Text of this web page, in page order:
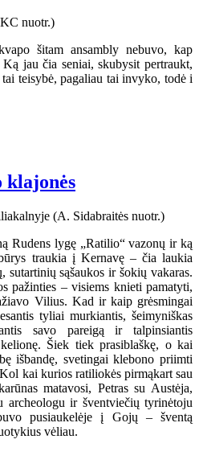
šitam ansambly nebuvo, kap
jau čia seniai, skubysit pertraukt,
teisybė, pagaliau tai invyko, todė i
klajonės
Rudens lygę „Ratilio“ vazonų ir ką
traukia į Kernavę – čia laukia
sutartinių sąšaukos ir šokių vakaras.
pažinties – visiems knieti pamatyti,
Vilius. Kad ir kaip grėsmingai
tyliai murkiantis, šeimyniškas
savo pareigą ir talpinsiantis
Šiek tiek prasiblaškę, o kai
išbandę, svetingai klebono priimti
kai kurios ratiliokės pirmąkart sau
matavosi, Petras su Austėja,
archeologu ir šventviečių tyrinėtoju
pusiaukelėje į Gojų – šventą
vėliau.